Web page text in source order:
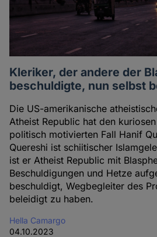
Kleriker, der andere der
beschuldigte, nun selbst
Die US-amerikanische
Atheist Republic hat den
politisch motivierten Fall Hanif
Quereshi ist schiitischer
ist er Atheist Republic mit
Beschuldigungen und Hetze
beschuldigt, Wegbegleiter des
beleidigt zu haben.
Hella Camargo
04.10.2023